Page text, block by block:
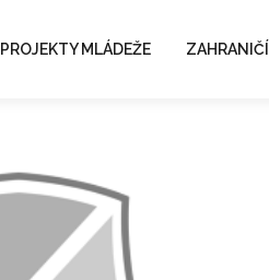
PROJEKTY MLÁDEŽE ZAHRANIČÍ